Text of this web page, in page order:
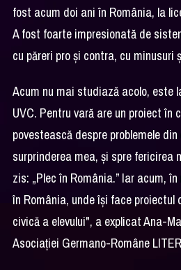
fost acum doi ani în România, la
A fost foarte impresionată de
cu păreri pro și contra, cu minusuri
Acum nu mai studiază acolo, este
UVC. Pentru vară are un proiect în
povestească despre problemele
surprinderea mea, și spre fericirea
zis: „Plec în România.” Iar acum,
în România, unde își face proiectul
civică a elevului", a explicat Ana-
Asociației Germano-Române